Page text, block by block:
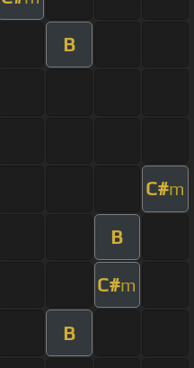
B
C#m
B
C#m
B